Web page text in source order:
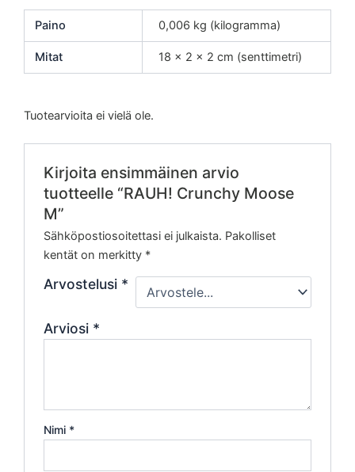
Paino 0,006 kg (kilogramma)
Mitat 18 × 2 × 2 cm (senttimetri)
Tuotearvioita ei vielä ole.
Kirjoita ensimmäinen arvio
tuotteelle “RAUH! Crunchy Moose
M”
Sähköpostiosoitettasi ei julkaista. Pakolliset
kentät on merkitty *
Arvostelusi *
Arviosi *
Nimi *